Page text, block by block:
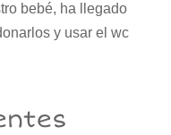
bebé, ha llegado
y usar el wc